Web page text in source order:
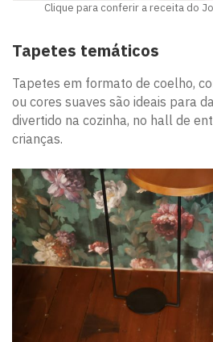
Clique para conferir a receita do
Tapetes temáticos
Tapetes em formato de coelho,
ou cores suaves são ideais para
divertido na cozinha, no hall de
crianças.